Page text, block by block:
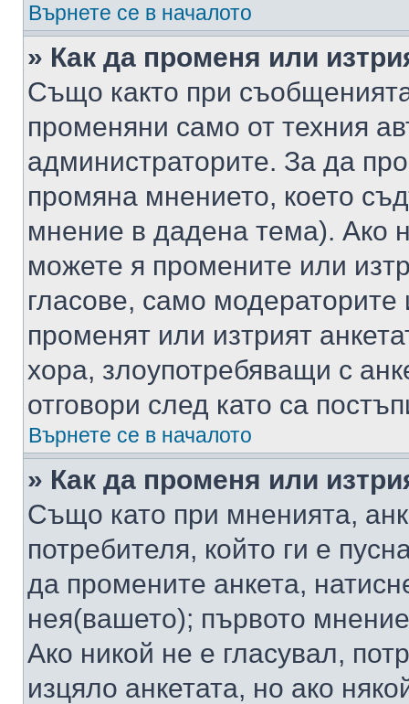
Върнете се в началото
» Как да променя или
Също както при
променяни само от техния
администраторите. За да
промяна мнението, което
мнение в дадена тема). Ако
можете я промените или
гласове, само
променят или изтрият
хора, злоупотребяващи с
отговори след като са
Върнете се в началото
» Как да променя или
Също като при мненията,
потребителя, който ги е
да промените анкета,
нея(вашето); първото
Ако никой не е гласувал,
изцяло анкетата, но ако